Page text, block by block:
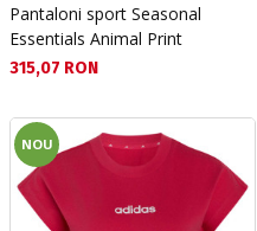
Pantaloni sport Seasonal
Essentials Animal Print
Текуща цена:
315,07 RON
NOU